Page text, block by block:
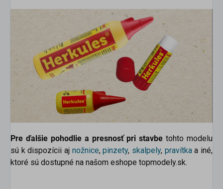
Pre ďalšie pohodlie a presnosť pri stavbe tohto modelu
sú k dispozícii aj nožnice,pinzety, skalpely, pravítkaa iné,
ktoré sú dostupné na našom eshope topmodely.sk.